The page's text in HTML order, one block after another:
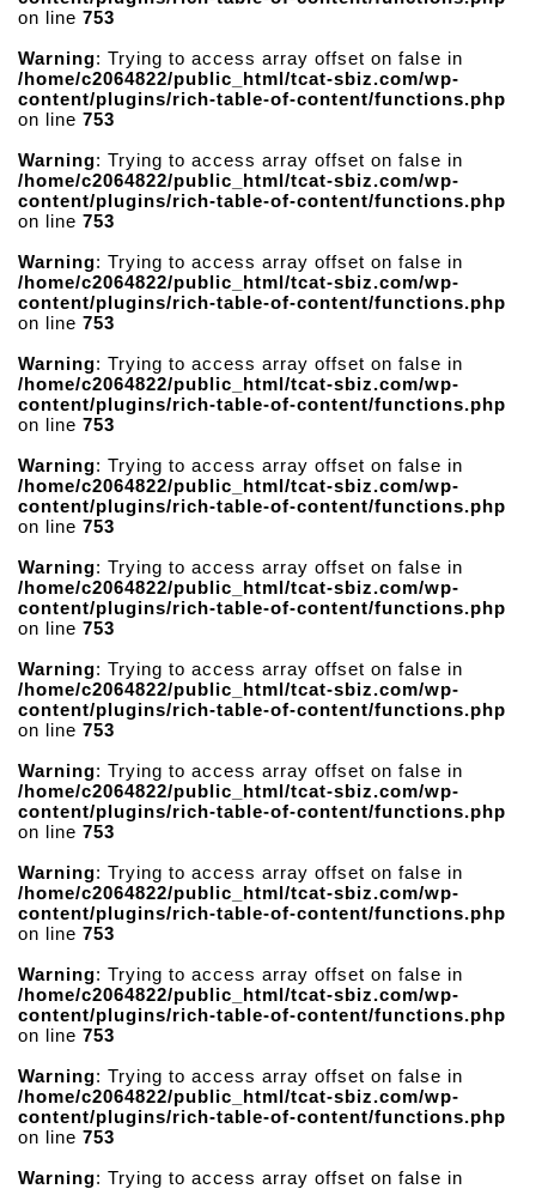
on line 753
Warning: Trying to access array offset on false in
/home/c2064822/public_html/tcat-sbiz.com/wp-
content/plugins/rich-table-of-content/functions.php
on line 753
Warning: Trying to access array offset on false in
/home/c2064822/public_html/tcat-sbiz.com/wp-
content/plugins/rich-table-of-content/functions.php
on line 753
Warning: Trying to access array offset on false in
/home/c2064822/public_html/tcat-sbiz.com/wp-
content/plugins/rich-table-of-content/functions.php
on line 753
Warning: Trying to access array offset on false in
/home/c2064822/public_html/tcat-sbiz.com/wp-
content/plugins/rich-table-of-content/functions.php
on line 753
Warning: Trying to access array offset on false in
/home/c2064822/public_html/tcat-sbiz.com/wp-
content/plugins/rich-table-of-content/functions.php
on line 753
Warning: Trying to access array offset on false in
/home/c2064822/public_html/tcat-sbiz.com/wp-
content/plugins/rich-table-of-content/functions.php
on line 753
Warning: Trying to access array offset on false in
/home/c2064822/public_html/tcat-sbiz.com/wp-
content/plugins/rich-table-of-content/functions.php
on line 753
Warning: Trying to access array offset on false in
/home/c2064822/public_html/tcat-sbiz.com/wp-
content/plugins/rich-table-of-content/functions.php
on line 753
Warning: Trying to access array offset on false in
/home/c2064822/public_html/tcat-sbiz.com/wp-
content/plugins/rich-table-of-content/functions.php
on line 753
Warning: Trying to access array offset on false in
/home/c2064822/public_html/tcat-sbiz.com/wp-
content/plugins/rich-table-of-content/functions.php
on line 753
Warning: Trying to access array offset on false in
/home/c2064822/public_html/tcat-sbiz.com/wp-
content/plugins/rich-table-of-content/functions.php
on line 753
Warning: Trying to access array offset on false in